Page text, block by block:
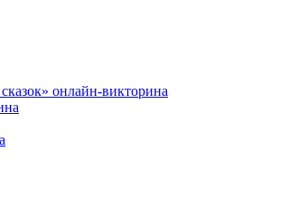
онлайн-викторина